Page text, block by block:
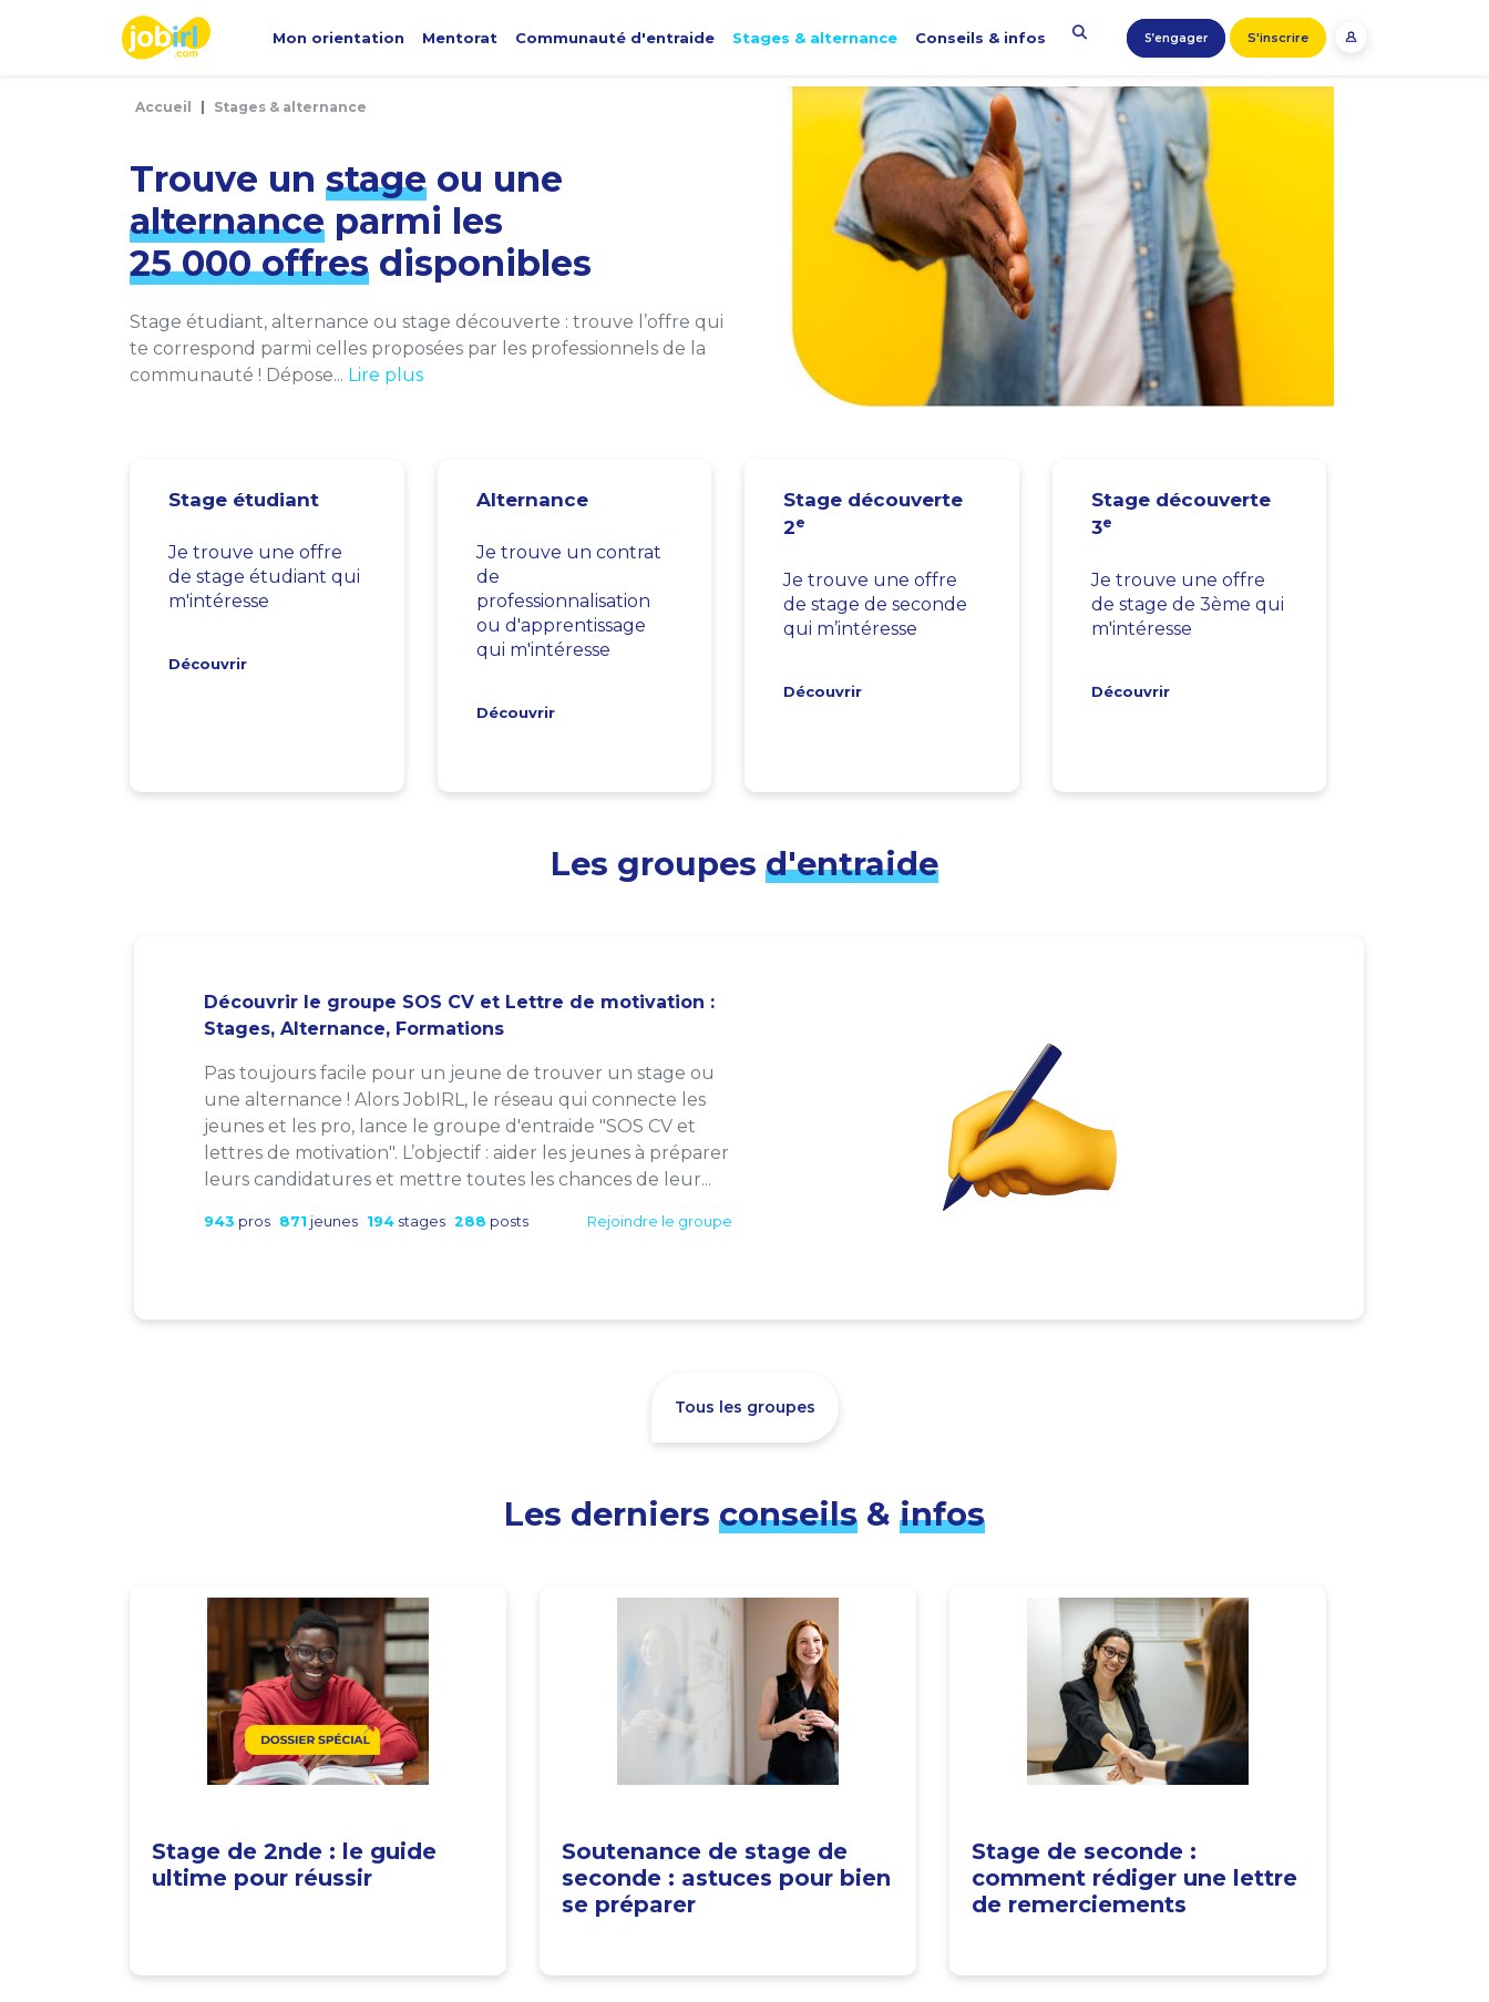
Mon orientation Mentorat Communauté d'entraide Stages & alternance Conseils & infos S’engager S'inscrire
Accueil Stages & alternance
Trouve un stage ou une
alternance parmi les
25 000 offres disponibles
Stage étudiant, alternance ou stage découverte : trouve l’offre qui
te correspond parmi celles proposées par les professionnels de la
communauté ! Dépose... Lire plus
Stage étudiant
Je trouve une offre
de stage étudiant qui
m'intéresse
Découvrir
Alternance
Je trouve un contrat
de
professionnalisation
ou d'apprentissage
qui m'intéresse
Découvrir
Stage découverte
2e
Je trouve une offre
de stage de seconde
qui m’intéresse
Découvrir
Stage découverte
3e
Je trouve une offre
de stage de 3ème qui
m'intéresse
Découvrir
Les groupes d'entraide
Découvrir le groupe SOS CV et Lettre de motivation :
Stages, Alternance, Formations
Pas toujours facile pour un jeune de trouver un stage ou
une alternance ! Alors JobIRL, le réseau qui connecte les
jeunes et les pro, lance le groupe d'entraide "SOS CV et
lettres de motivation". L’objectif : aider les jeunes à préparer
leurs candidatures et mettre toutes les chances de leur...
943 pros 871 jeunes 194 stages 288 posts Rejoindre le groupe
Tous les groupes
Les derniers conseils & infos
Stage de 2nde : le guide
ultime pour réussir
Soutenance de stage de
seconde : astuces pour bien
se préparer
Stage de seconde :
comment rédiger une lettre
de remerciements
Panneau de gestion des cookies